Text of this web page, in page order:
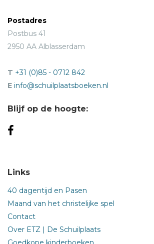
Postadres
Postbus 41
2950 AA Alblasserdam
T +31 (0)85 - 0712 842
E info@schuilplaatsboeken.nl
Blijf op de hoogte:
Links
40 dagentijd en Pasen
Maand van het christelijke spel
Contact
Over ETZ | De Schuilplaats